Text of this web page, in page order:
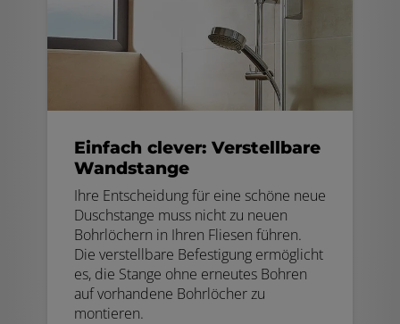
Einfach clever: Verstellbare
Wandstange
Ihre Entscheidung für eine schöne neue
Duschstange muss nicht zu neuen
Bohrlöchern in Ihren Fliesen führen.
Die verstellbare Befestigung ermöglicht
es, die Stange ohne erneutes Bohren
auf vorhandene Bohrlöcher zu
montieren.